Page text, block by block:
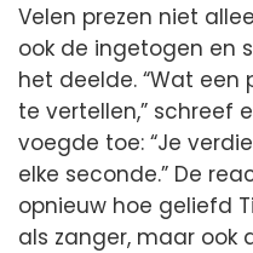
Velen prezen niet
ook de ingetogen en
het deelde. “Wat
te vertellen,” schreef
voegde toe: “Je
elke seconde.” De
opnieuw hoe geliefd
als zanger, maar ook